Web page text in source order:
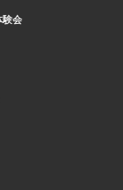
験会